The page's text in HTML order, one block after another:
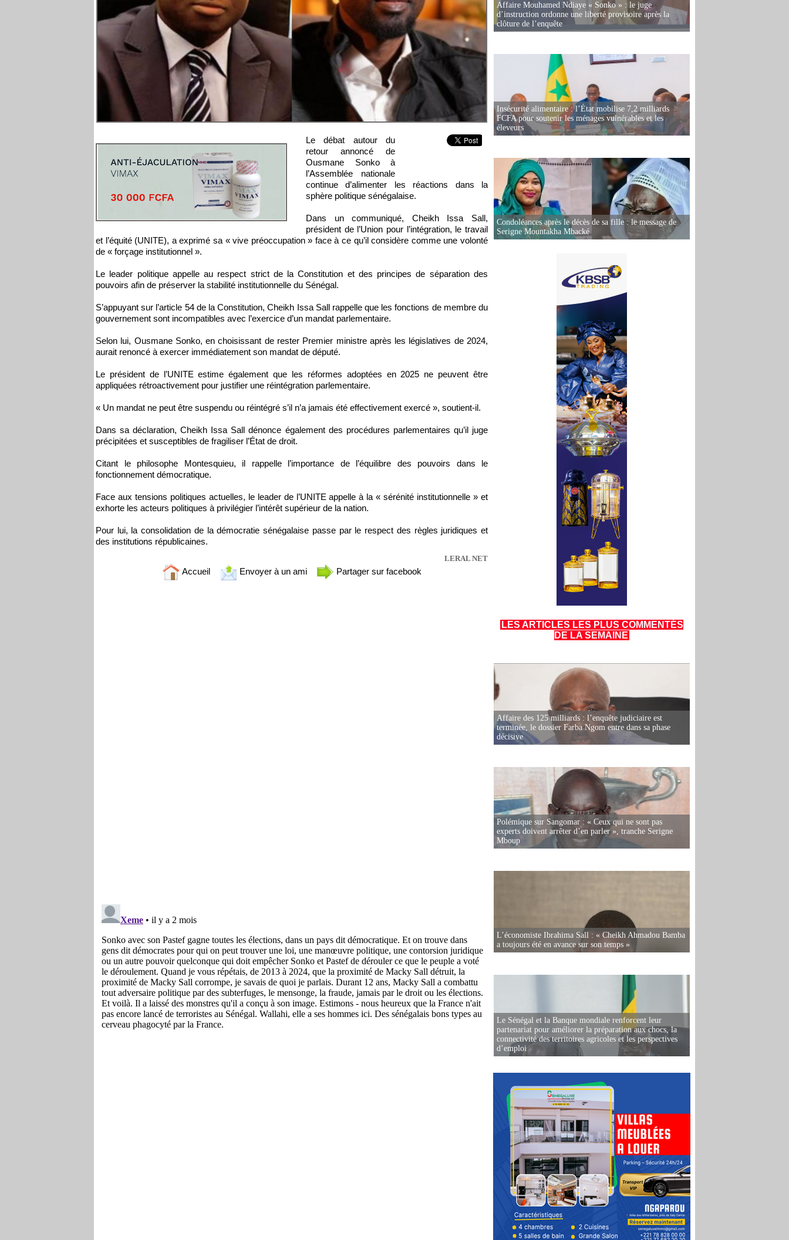
Le débat autour du
retour annoncé de
Ousmane Sonko à
l’Assemblée nationale
continue d’alimenter les réactions dans la
sphère politique sénégalaise.
Dans un communiqué, Cheikh Issa Sall,
président de l’Union pour l’intégration, le travail
et l’équité (UNITE), a exprimé sa « vive préoccupation » face à ce qu’il considère comme une volonté
de « forçage institutionnel ».
Le leader politique appelle au respect strict de la Constitution et des principes de séparation des
pouvoirs afin de préserver la stabilité institutionnelle du Sénégal.
S’appuyant sur l’article 54 de la Constitution, Cheikh Issa Sall rappelle que les fonctions de membre du
gouvernement sont incompatibles avec l’exercice d’un mandat parlementaire.
Selon lui, Ousmane Sonko, en choisissant de rester Premier ministre après les législatives de 2024,
aurait renoncé à exercer immédiatement son mandat de député.
Le président de l’UNITE estime également que les réformes adoptées en 2025 ne peuvent être
appliquées rétroactivement pour justifier une réintégration parlementaire.
« Un mandat ne peut être suspendu ou réintégré s’il n’a jamais été effectivement exercé », soutient-il.
Dans sa déclaration, Cheikh Issa Sall dénonce également des procédures parlementaires qu’il juge
précipitées et susceptibles de fragiliser l’État de droit.
Citant le philosophe Montesquieu, il rappelle l’importance de l’équilibre des pouvoirs dans le
fonctionnement démocratique.
Face aux tensions politiques actuelles, le leader de l’UNITE appelle à la « sérénité institutionnelle » et
exhorte les acteurs politiques à privilégier l’intérêt supérieur de la nation.
Pour lui, la consolidation de la démocratie sénégalaise passe par le respect des règles juridiques et
des institutions républicaines.
LERAL NET
Accueil Envoyer à un ami Partager sur facebook
Affaire Mouhamed Ndiaye « Sonko » : le juge
d’instruction ordonne une liberté provisoire après la
clôture de l’enquête
Insécurité alimentaire : l’État mobilise 7,2 milliards
FCFA pour soutenir les ménages vulnérables et les
éleveurs
Condoléances après le décès de sa fille : le message de
Serigne Mountakha Mbacké
LES ARTICLES LES PLUS COMMENTÉS
DE LA SEMAINE
Affaire des 125 milliards : l’enquête judiciaire est
terminée, le dossier Farba Ngom entre dans sa phase
décisive
Polémique sur Sangomar : « Ceux qui ne sont pas
experts doivent arrêter d’en parler », tranche Serigne
Mboup
L’économiste Ibrahima Sall : « Cheikh Ahmadou Bamba
a toujours été en avance sur son temps »
Le Sénégal et la Banque mondiale renforcent leur
partenariat pour améliorer la préparation aux chocs, la
connectivité des territoires agricoles et les perspectives
d’emploi